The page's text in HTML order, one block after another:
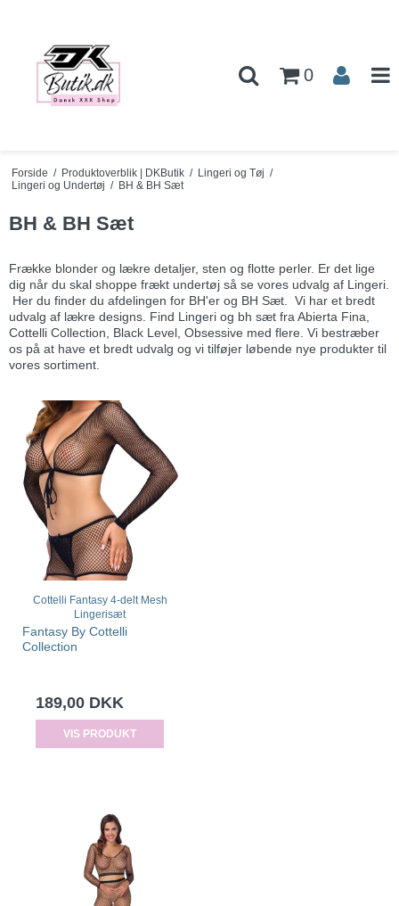
0
Forside / Produktoverblik | DKButik / Lingeri og Tøj /
Lingeri og Undertøj / BH & BH Sæt
BH & BH Sæt
Frække blonder og lækre detaljer, sten og flotte perler. Er det lige
dig når du skal shoppe frækt undertøj så se vores udvalg af Lingeri.
Her du finder du afdelingen for BH'er og BH Sæt. Vi har et bredt
udvalg af lækre designs. Find Lingeri og bh sæt fra Abierta Fina,
Cottelli Collection, Black Level, Obsessive med flere. Vi bestræber
os på at have et bredt udvalg og vi tilføjer løbende nye produkter til
vores sortiment.
Cottelli Fantasy 4-delt Mesh
Lingerisæt
Fantasy By Cottelli
Collection
189,00 DKK
VIS PRODUKT